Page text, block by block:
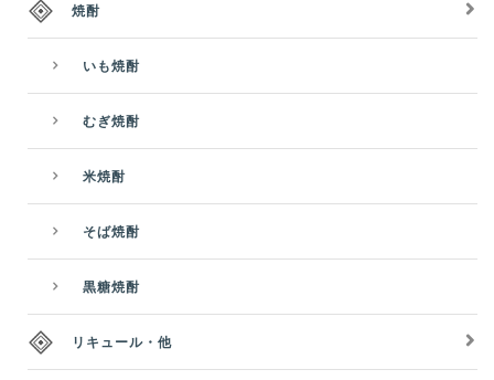
焼酎
いも焼酎
むぎ焼酎
米焼酎
そば焼酎
黒糖焼酎
リキュール・他